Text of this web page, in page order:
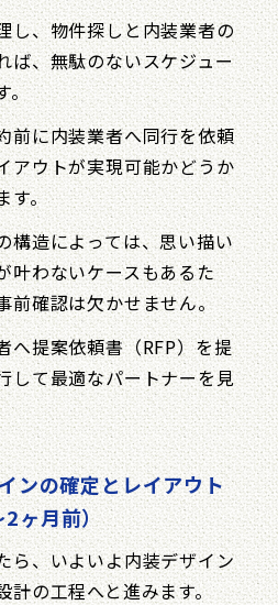
し、物件探しと内装業者の
ば、無駄のないスケジュー
。
前に内装業者へ同行を依頼
アウトが実現可能かどうか
す。
構造によっては、思い描い
叶わないケースもあるた
前確認は欠かせません。
へ提案依頼書（RFP）を提
して最適なパートナーを見
ンの確定とレイアウト
2ヶ月前）
ら、いよいよ内装デザイン
計の工程へと進みます。